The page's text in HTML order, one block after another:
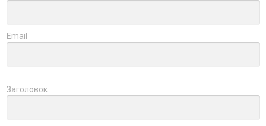
Email
Заголовок